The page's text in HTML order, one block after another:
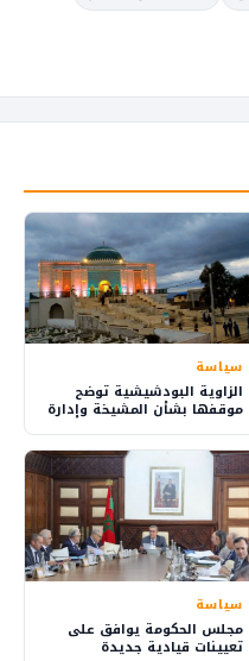
سياسة
الزاوية البودشيشية توضح
موقفها بشأن المشيخة وإدارة
سياسة
مجلس الحكومة يوافق على
تعيينات قيادية جديدة